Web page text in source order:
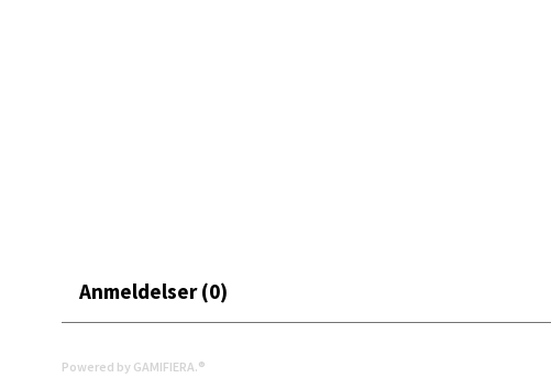
Anmeldelser (0)
Powered by GAMIFIERA.®